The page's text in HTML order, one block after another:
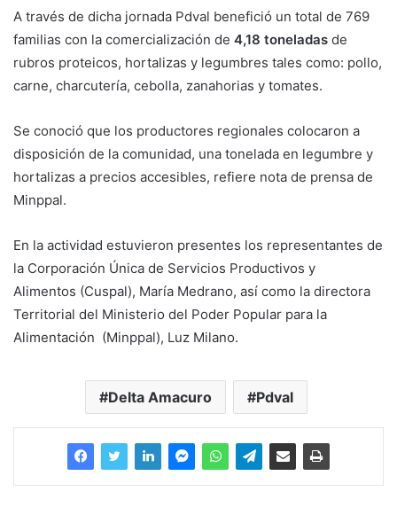
A través de dicha jornada Pdval benefició un total de 769
familias con la comercialización de 4,18 toneladas de
rubros proteicos, hortalizas y legumbres tales como: pollo,
carne, charcutería, cebolla, zanahorias y tomates.
Se conoció que los productores regionales colocaron a
disposición de la comunidad, una tonelada en legumbre y
hortalizas a precios accesibles, refiere nota de prensa de
Minppal.
En la actividad estuvieron presentes los representantes de
la Corporación Única de Servicios Productivos y
Alimentos (Cuspal), María Medrano, así como la directora
Territorial del Ministerio del Poder Popular para la
Alimentación (Minppal), Luz Milano.
Delta Amacuro Pdval